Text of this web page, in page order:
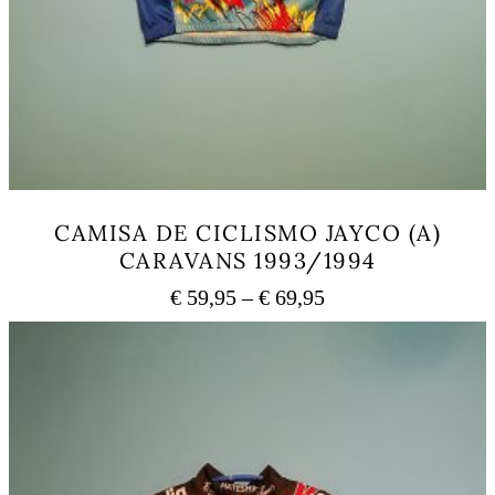
CAMISA DE CICLISMO JAYCO (A)
CARAVANS 1993/1994
€ 59,95 – € 69,95Price
range:
may
be